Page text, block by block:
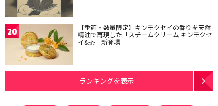
20 【季節・数量限定】キンモクセイの香りを天然
精油で再現した「スチームクリーム キンモクセ
イ&茶」新登場
ランキングを表示